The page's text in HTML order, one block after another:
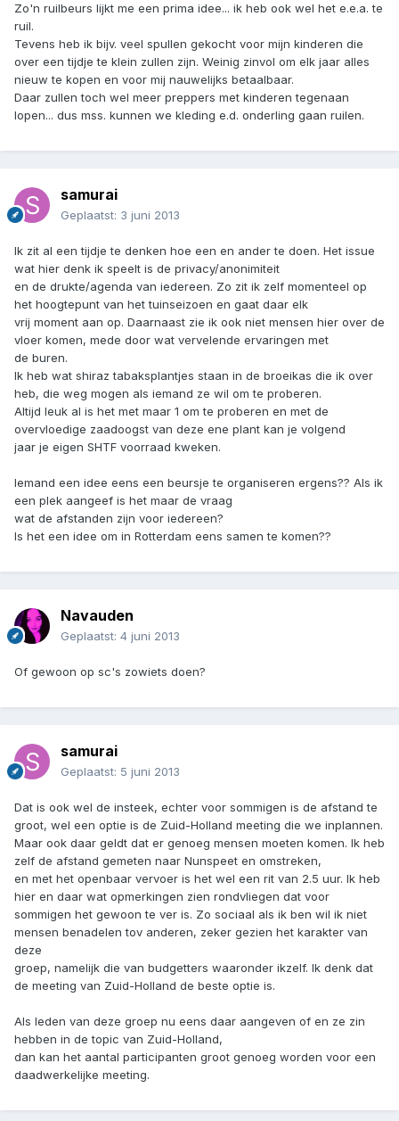
Zo'n ruilbeurs lijkt me een prima idee... ik heb ook wel het e.e.a. te
ruil.
Tevens heb ik bijv. veel spullen gekocht voor mijn kinderen die
over een tijdje te klein zullen zijn. Weinig zinvol om elk jaar alles
nieuw te kopen en voor mij nauwelijks betaalbaar.
Daar zullen toch wel meer preppers met kinderen tegenaan
lopen... dus mss. kunnen we kleding e.d. onderling gaan ruilen.
samurai
Geplaatst: 3 juni 2013
Ik zit al een tijdje te denken hoe een en ander te doen. Het issue
wat hier denk ik speelt is de privacy/anonimiteit
en de drukte/agenda van iedereen. Zo zit ik zelf momenteel op
het hoogtepunt van het tuinseizoen en gaat daar elk
vrij moment aan op. Daarnaast zie ik ook niet mensen hier over de
vloer komen, mede door wat vervelende ervaringen met
de buren.
Ik heb wat shiraz tabaksplantjes staan in de broeikas die ik over
heb, die weg mogen als iemand ze wil om te proberen.
Altijd leuk al is het met maar 1 om te proberen en met de
overvloedige zaadoogst van deze ene plant kan je volgend
jaar je eigen SHTF voorraad kweken.
Iemand een idee eens een beursje te organiseren ergens?? Als ik
een plek aangeef is het maar de vraag
wat de afstanden zijn voor iedereen?
Is het een idee om in Rotterdam eens samen te komen??
Navauden
Geplaatst: 4 juni 2013
Of gewoon op sc's zowiets doen?
samurai
Geplaatst: 5 juni 2013
Dat is ook wel de insteek, echter voor sommigen is de afstand te
groot, wel een optie is de Zuid-Holland meeting die we inplannen.
Maar ook daar geldt dat er genoeg mensen moeten komen. Ik heb
zelf de afstand gemeten naar Nunspeet en omstreken,
en met het openbaar vervoer is het wel een rit van 2.5 uur. Ik heb
hier en daar wat opmerkingen zien rondvliegen dat voor
sommigen het gewoon te ver is. Zo sociaal als ik ben wil ik niet
mensen benadelen tov anderen, zeker gezien het karakter van
deze
groep, namelijk die van budgetters waaronder ikzelf. Ik denk dat
de meeting van Zuid-Holland de beste optie is.
Als leden van deze groep nu eens daar aangeven of en ze zin
hebben in de topic van Zuid-Holland,
dan kan het aantal participanten groot genoeg worden voor een
daadwerkelijke meeting.